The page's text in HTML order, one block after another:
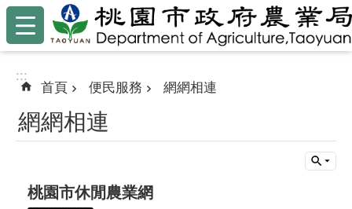
跳到主要內容區塊
:::
:::
首頁 便民服務 網網相連
網網相連
桃園市休閒農業網